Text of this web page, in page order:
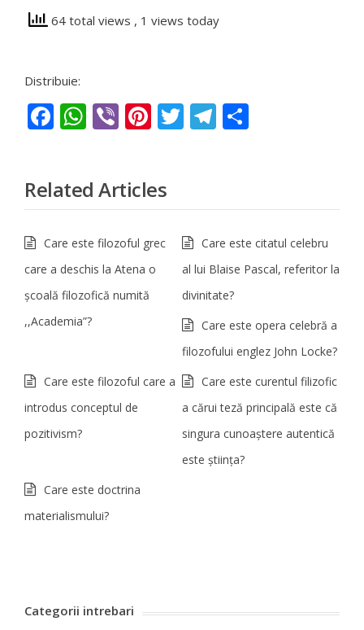
64 total views , 1 views today
Distribuie:
Facebook
WhatsApp
ViberPinterest
TwitterTelegram
Related Articles
Care este filozoful grec
care a deschis la Atena o
şcoală filozofică numită
,,Academia”?
Care este citatul celebru
al lui Blaise Pascal, referitor la
divinitate?
Care este opera celebră a
filozofului englez John Locke?
Care este filozoful care a
introdus conceptul de
pozitivism?
Care este curentul filizofic
a cărui teză principală este că
singura cunoaştere autentică
este ştiinţa?
Care este doctrina
materialismului?
Categorii intrebari